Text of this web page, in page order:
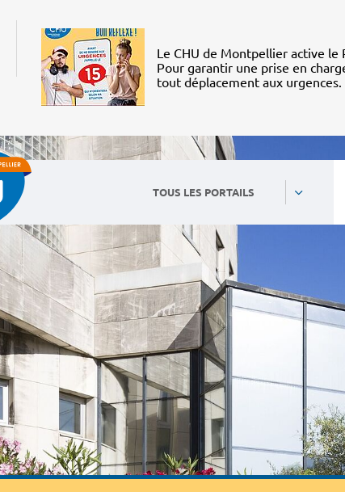
Le CHU de Montpellier active le
Pour garantir une prise en
tout déplacement aux urgences.
TOUS LES PORTAILS